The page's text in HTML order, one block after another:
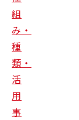
組
み・
種
類・
活
用
事